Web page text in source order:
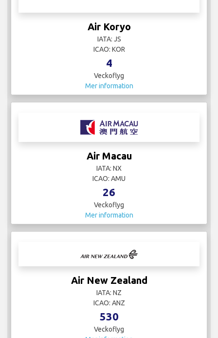
Air Koryo
IATA: JS
ICAO: KOR
4
Veckoflyg
Mer information
Air Macau
IATA: NX
ICAO: AMU
26
Veckoflyg
Mer information
Air New Zealand
IATA: NZ
ICAO: ANZ
530
Veckoflyg